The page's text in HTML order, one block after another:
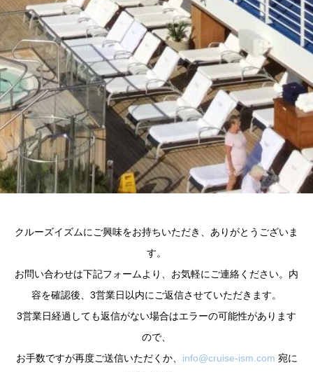
クルーズイズムにご興味をお持ちいただき、ありがとうございま
す。
お問い合わせは下記フォームより、お気軽にご連絡ください。内
容を確認後、3営業日以内にご返信させていただきます。
3営業日経過しても返信がない場合はエラーの可能性があります
ので、
お手数ですが再度ご送信いただくか、 info@cruise-ism.com 宛に